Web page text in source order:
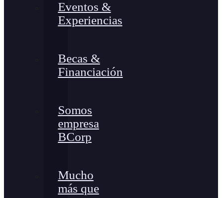
Eventos &
Experiencias
Becas &
Financiación
Somos
empresa
BCorp
Mucho
más que